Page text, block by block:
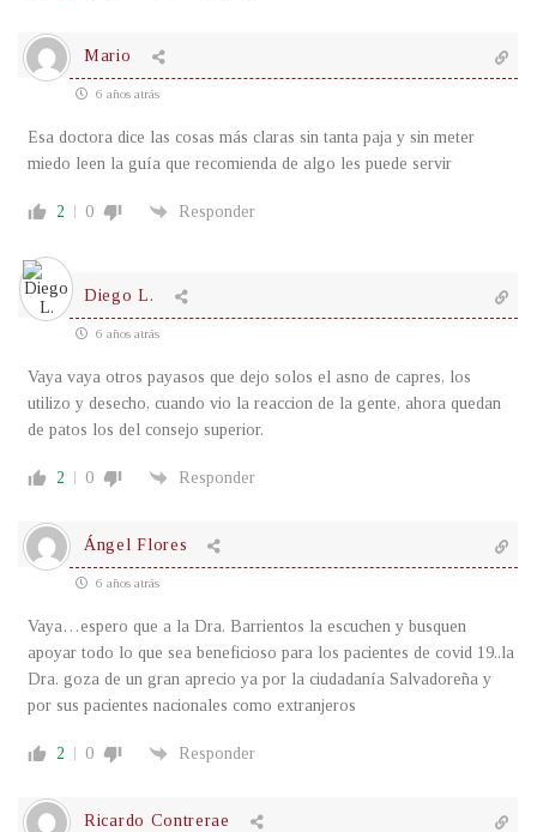
Mario
6 años atrás
Esa doctora dice las cosas más claras sin tanta paja y sin meter
miedo leen la guía que recomienda de algo les puede servir
2 0 Responder
Diego L.
6 años atrás
Vaya vaya otros payasos que dejo solos el asno de capres, los
utilizo y desecho, cuando vio la reaccion de la gente, ahora quedan
de patos los del consejo superior.
2 0 Responder
Ángel Flores
6 años atrás
Vaya…espero que a la Dra. Barrientos la escuchen y busquen
apoyar todo lo que sea beneficioso para los pacientes de covid 19..la
Dra. goza de un gran aprecio ya por la ciudadanía Salvadoreña y
por sus pacientes nacionales como extranjeros
2 0 Responder
Ricardo Contrerae